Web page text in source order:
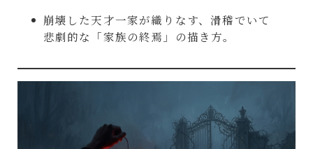
崩壊した天才一家が織りなす、滑稽でいて
悲劇的な「家族の終焉」の描き方。